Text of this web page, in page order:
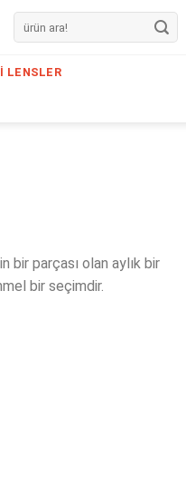
LENSLER
bir parçası olan aylık bir
bir seçimdir.